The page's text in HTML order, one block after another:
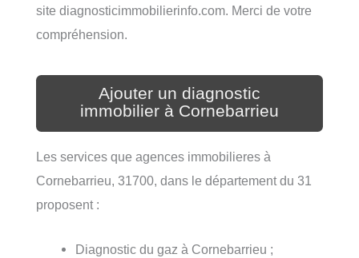
site diagnosticimmobilierinfo.com. Merci de votre
compréhension.
Ajouter un diagnostic
immobilier à Cornebarrieu
Les services que agences immobilieres à
Cornebarrieu, 31700, dans le département du 31
proposent :
Diagnostic du gaz à Cornebarrieu ;